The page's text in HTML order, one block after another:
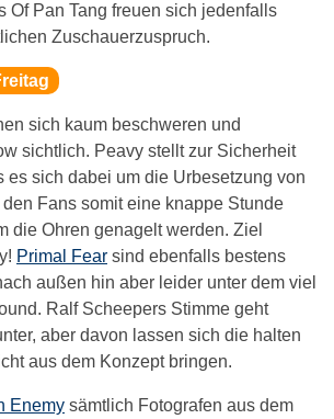
Of Pan Tang freuen sich jedenfalls
Zuschauerzuspruch.
sich kaum beschweren und
sichtlich. Peavy stellt zur Sicherheit
es sich dabei um die Urbesetzung von
Fans somit eine knappe Stunde
die Ohren genagelt werden. Ziel
Primal Fear sind ebenfalls bestens
außen hin aber leider unter dem viel
Ralf Scheepers Stimme geht
aber davon lassen sich die halten
aus dem Konzept bringen.
Enemy sämtlich Fotografen aus dem